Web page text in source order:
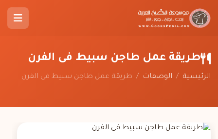
طريقة عمل طاجن سبيط فى الفرن
الرئيسية / الوصفات / طريقة عمل طاجن سبيط فى الفرن